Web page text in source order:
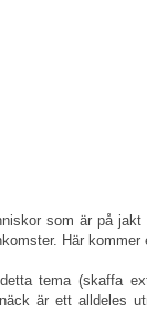
som är på
Här kommer
tema (skaffa
är ett alldeles